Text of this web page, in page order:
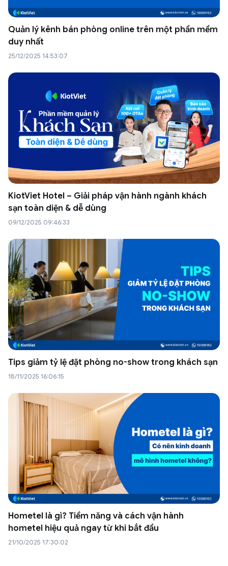
Quản lý kênh bán phòng online trên một phần mềm
duy nhất
25/12/2025 14:53:07
KiotViet Hotel – Giải pháp vận hành ngành khách
sạn toàn diện & dễ dùng
09/12/2025 09:46:33
Tips giảm tỷ lệ đặt phòng no-show trong khách sạn
18/11/2025 16:06:15
Hometel là gì? Tiềm năng và cách vận hành
hometel hiệu quả ngay từ khi bắt đầu
21/10/2025 17:30:02